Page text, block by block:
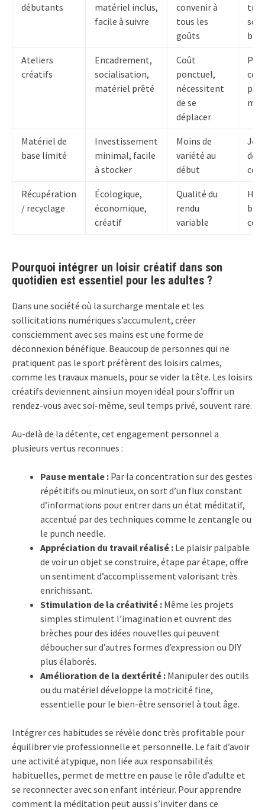
débutants
matériel inclus,
facile à suivre
convenir à
tous les
goûts
Ateliers
créatifs
Encadrement,
socialisation,
matériel prêté
Coût
ponctuel,
nécessitent
de se
déplacer
Matériel de
base limité
Investissement
minimal, facile
à stocker
Moins de
variété au
début
Récupération
/ recyclage
Écologique,
économique,
créatif
Qualité du
rendu
variable
Pourquoi intégrer un loisir créatif dans son
quotidien est essentiel pour les adultes ?
Dans une société où la surcharge mentale et les
sollicitations numériques s’accumulent, créer
consciemment avec ses mains est une forme de
déconnexion bénéfique. Beaucoup de personnes qui ne
pratiquent pas le sport préfèrent des loisirs calmes,
comme les travaux manuels, pour se vider la tête. Les loisirs
créatifs deviennent ainsi un moyen idéal pour s’offrir un
rendez-vous avec soi-même, seul temps privé, souvent rare.
Au-delà de la détente, cet engagement personnel a
plusieurs vertus reconnues :
Pause mentale : Par la concentration sur des gestes
répétitifs ou minutieux, on sort d’un flux constant
d’informations pour entrer dans un état méditatif,
accentué par des techniques comme le zentangle ou
le punch needle.
Appréciation du travail réalisé : Le plaisir palpable
de voir un objet se construire, étape par étape, offre
un sentiment d’accomplissement valorisant très
enrichissant.
Stimulation de la créativité : Même les projets
simples stimulent l’imagination et ouvrent des
brèches pour des idées nouvelles qui peuvent
déboucher sur d’autres formes d’expression ou DIY
plus élaborés.
Amélioration de la dextérité : Manipuler des outils
ou du matériel développe la motricité fine,
essentielle pour le bien-être sensoriel à tout âge.
Intégrer ces habitudes se révèle donc très profitable pour
équilibrer vie professionnelle et personnelle. Le fait d’avoir
une activité atypique, non liée aux responsabilités
habituelles, permet de mettre en pause le rôle d’adulte et
se reconnecter avec son enfant intérieur. Pour apprendre
comment la méditation peut aussi s’inviter dans ce